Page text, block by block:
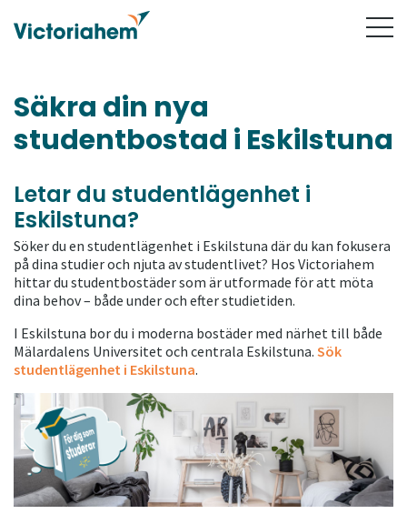
Säkra din nya
studentbostad i Eskilstuna
Letar du studentlägenhet i
Eskilstuna?
Söker du en studentlägenhet i Eskilstuna där du kan fokusera
på dina studier och njuta av studentlivet? Hos Victoriahem
hittar du studentbostäder som är utformade för att möta
dina behov – både under och efter studietiden.
I Eskilstuna bor du i moderna bostäder med närhet till både
Mälardalens Universitet och centrala Eskilstuna. Sök
studentlägenhet i Eskilstuna.